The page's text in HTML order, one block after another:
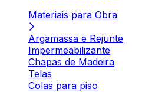
Materiais para Obra
Argamassa e Rejunte
Impermeabilizante
Chapas de Madeira
Telas
Colas para piso